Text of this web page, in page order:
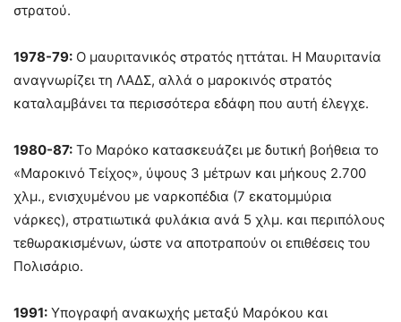
στρατού.
1978-79: Ο μαυριτανικός στρατός ηττάται. Η Μαυριτανία
αναγνωρίζει τη ΛΑΔΣ, αλλά ο μαροκινός στρατός
καταλαμβάνει τα περισσότερα εδάφη που αυτή έλεγχε.
1980-87: Το Μαρόκο κατασκευάζει με δυτική βοήθεια το
«Μαροκινό Τείχος», ύψους 3 μέτρων και μήκους 2.700
χλμ., ενισχυμένου με ναρκοπέδια (7 εκατομμύρια
νάρκες), στρατιωτικά φυλάκια ανά 5 χλμ. και περιπόλους
τεθωρακισμένων, ώστε να αποτραπούν οι επιθέσεις του
Πολισάριο.
1991: Υπογραφή ανακωχής μεταξύ Μαρόκου και